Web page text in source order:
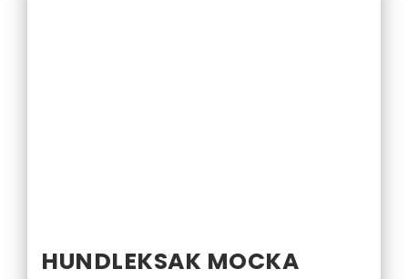
HUNDLEKSAK MOCKA